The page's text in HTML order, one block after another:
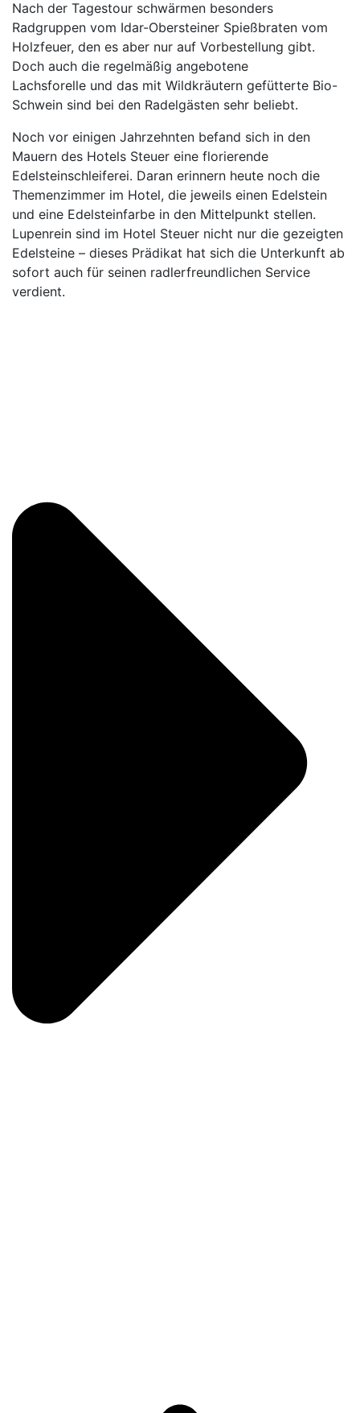
Nach der Tagestour schwärmen besonders
Radgruppen vom Idar-Obersteiner Spießbraten vom
Holzfeuer, den es aber nur auf Vorbestellung gibt.
Doch auch die regelmäßig angebotene
Lachsforelle und das mit Wildkräutern gefütterte Bio-
Schwein sind bei den Radelgästen sehr beliebt.
Noch vor einigen Jahrzehnten befand sich in den
Mauern des Hotels Steuer eine florierende
Edelsteinschleiferei. Daran erinnern heute noch die
Themenzimmer im Hotel, die jeweils einen Edelstein
und eine Edelsteinfarbe in den Mittelpunkt stellen.
Lupenrein sind im Hotel Steuer nicht nur die gezeigten
Edelsteine – dieses Prädikat hat sich die Unterkunft ab
sofort auch für seinen radlerfreundlichen Service
verdient.